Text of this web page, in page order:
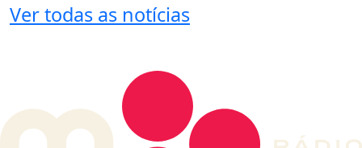
Ver todas as notícias